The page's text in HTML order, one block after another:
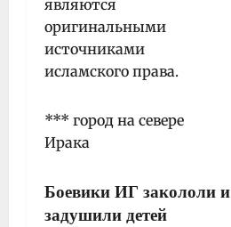
являются
оригинальными
источниками
исламского права.
*** город на севере
Ирака
Боевики ИГ закололи и
задушили детей